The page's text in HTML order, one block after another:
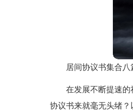
居间协议书集合八
在发展不断提速
协议书来就毫无头绪？